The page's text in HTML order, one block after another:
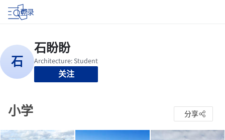
登录
关注
小学 分享